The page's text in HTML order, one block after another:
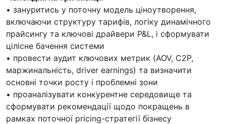
• зануритись у поточну модель ціноутворення,
включаючи структуру тарифів, логіку динамічного
прайсингу та ключові драйвери P&L, і сформувати
цілісне бачення системи
• провести аудит ключових метрик (AOV, C2P,
маржинальність, driver earnings) та визначити
основні точки росту і проблемні зони
• проаналізувати конкурентне середовище та
сформувати рекомендації щодо покращень в
рамках поточної pricing-стратегії бізнесу